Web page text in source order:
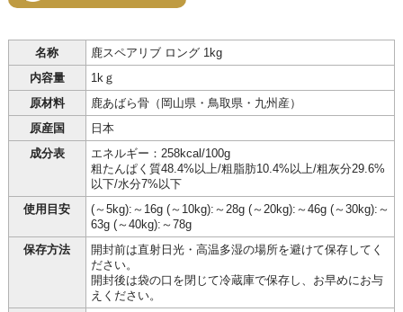
名称
鹿スペアリブ ロング 1kg
内容量
1kｇ
原材料
鹿あばら骨（岡山県・鳥取県・九州産）
原産国
日本
成分表
エネルギー：258kcal/100g
粗たんぱく質48.4%以上/粗脂肪10.4%以上/粗灰分29.6%
以下/水分7%以下
使用目安
(～5kg):～16g (～10kg):～28g (～20kg):～46g (～30kg):～
63g (～40kg):～78g
保存方法
開封前は直射日光・高温多湿の場所を避けて保存してく
ださい。
開封後は袋の口を閉じて冷蔵庫で保存し、お早めにお与
えください。